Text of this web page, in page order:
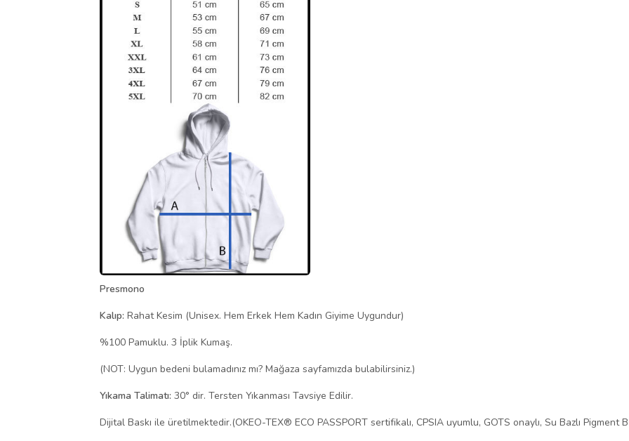
Presmono
Kalıp: Rahat Kesim (Unisex. Hem Erkek Hem Kadın Giyime Uygundur)
%100 Pamuklu. 3 İplik Kumaş.
(NOT: Uygun bedeni bulamadınız mı? Mağaza sayfamızda bulabilirsiniz.)
Yıkama Talimatı: 30° dir. Tersten Yıkanması Tavsiye Edilir.
Dijital Baskı ile üretilmektedir.(OKEO-TEX® ECO PASSPORT sertifikalı, CPSIA uyumlu, GOTS onaylı, Su Bazlı Pigment